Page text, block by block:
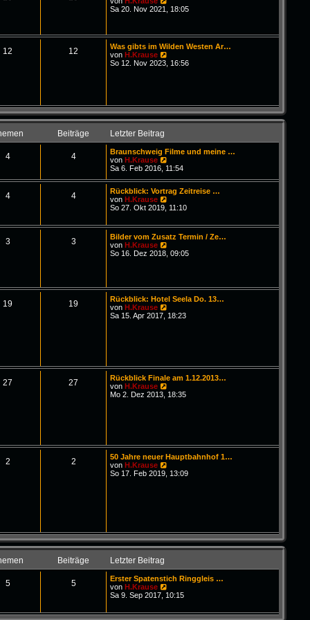
t
g
e
s
e
B
a
g
Sa 20. Nov 2021, 18:05
12 12
Was gibts im Wilden Westen Ar…
vonH.Krause
e
e
r
B
t
r
g
So 12. Nov 2023, 16:56
Beiträge Letzter Beitrag
4 4
Braunschweig Filme und meine …
vonH.Krause
e
e
s
e
B
e
i
t
r
Sa 6. Feb 2016, 11:54
4 4
Rückblick: Vortrag Zeitreise …
vonH.Krause
e
e
t
r
t
r
g
So 27. Okt 2019, 11:10
3 3
Bilder vom Zusatz Termin / Ze…
vonH.Krause
e
t
r
e
So 16. Dez 2018, 09:05
19 19
Rückblick: Hotel Seela Do. 13…
vonH.Krause
e
r
e
t
Sa 15. Apr 2017, 18:23
27 27
Rückblick Finale am 1.12.2013…
vonH.Krause
e
r
e
t
Mo 2. Dez 2013, 18:35
2 2
50 Jahre neuer Hauptbahnhof 1…
vonH.Krause
e
B
e
i
a
g
So 17. Feb 2019, 13:09
Beiträge Letzter Beitrag
5 5
Erster Spatenstich Ringgleis …
vonH.Krause
e
e
Sa 9. Sep 2017, 10:15